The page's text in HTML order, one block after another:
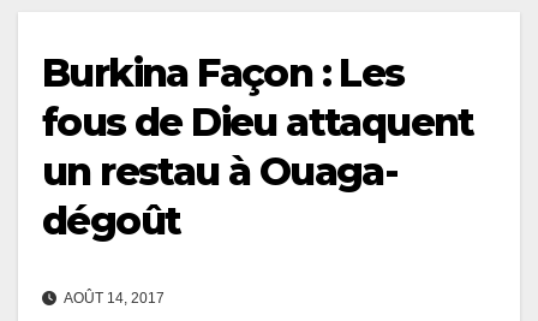
Burkina Façon : Les
fous de Dieu attaquent
un restau à Ouaga-
dégoût
AOÛT 14, 2017